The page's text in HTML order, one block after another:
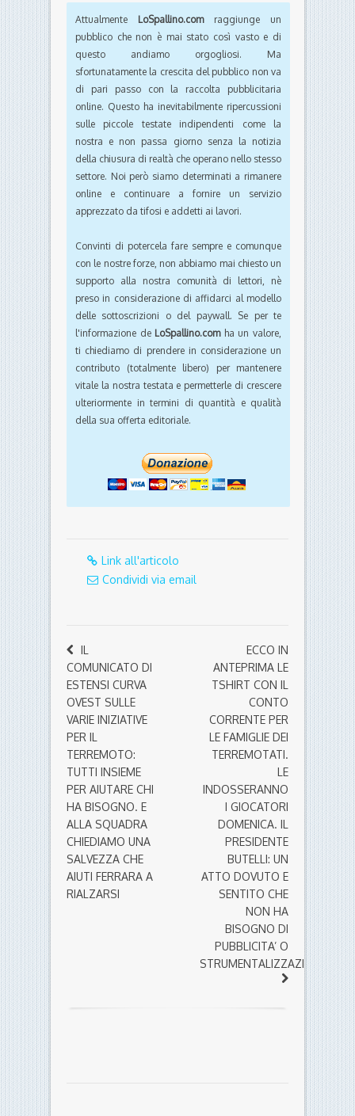
Attualmente LoSpallino.comraggiunge un
pubblico che non è mai stato così vasto e di
questo andiamo orgogliosi. Ma
sfortunatamente la crescita del pubblico non va
di pari passo con la raccolta pubblicitaria
online. Questo ha inevitabilmente ripercussioni
sulle piccole testate indipendenti come la
nostra e non passa giorno senza la notizia
della chiusura di realtà che operano nello stesso
settore. Noi però siamo determinati a rimanere
online e continuare a fornire un servizio
apprezzato da tifosi e addetti ai lavori.
Convinti di potercela fare sempre e comunque
con le nostre forze, non abbiamo mai chiesto un
supporto alla nostra comunità di lettori, nè
preso in considerazione di affidarci al modello
delle sottoscrizioni o del paywall. Se per te
l'informazione de LoSpallino.comha un valore,
ti chiediamo di prendere in considerazione un
contributo (totalmente libero) per mantenere
vitale la nostra testata e permetterle di crescere
ulteriormente in termini di quantità e qualità
della sua offerta editoriale.
Link all'articolo
Condividi via email
IL
COMUNICATO DI
ESTENSI CURVA
OVEST SULLE
VARIE INIZIATIVE
PER IL
TERREMOTO:
TUTTI INSIEME
PER AIUTARE CHI
HA BISOGNO. E
ALLA SQUADRA
CHIEDIAMO UNA
SALVEZZA CHE
AIUTI FERRARA A
RIALZARSI
ECCO IN
ANTEPRIMA LE
TSHIRT CON IL
CONTO
CORRENTE PER
LE FAMIGLIE DEI
TERREMOTATI.
LE
INDOSSERANNO
I GIOCATORI
DOMENICA. IL
PRESIDENTE
BUTELLI: UN
ATTO DOVUTO E
SENTITO CHE
NON HA
BISOGNO DI
PUBBLICITA’ O
STRUMENTALIZZAZIONI